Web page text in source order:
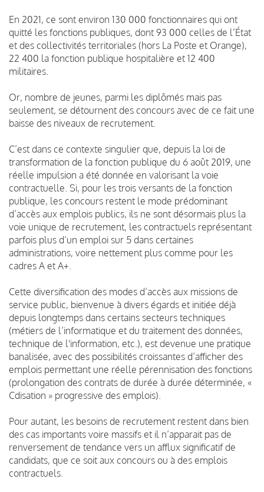
En 2021, ce sont environ 130 000 fonctionnaires qui ont
quitté les fonctions publiques, dont 93 000 celles de l’État
et des collectivités territoriales (hors La Poste et Orange),
22 400 la fonction publique hospitalière et 12 400
militaires.
Or, nombre de jeunes, parmi les diplômés mais pas
seulement, se détournent des concours avec de ce fait une
baisse des niveaux de recrutement.
C’est dans ce contexte singulier que, depuis la loi de
transformation de la fonction publique du 6 août 2019, une
réelle impulsion a été donnée en valorisant la voie
contractuelle. Si, pour les trois versants de la fonction
publique, les concours restent le mode prédominant
d’accès aux emplois publics, ils ne sont désormais plus la
voie unique de recrutement, les contractuels représentant
parfois plus d’un emploi sur 5 dans certaines
administrations, voire nettement plus comme pour les
cadres A et A+.
Cette diversification des modes d’accès aux missions de
service public, bienvenue à divers égards et initiée déjà
depuis longtemps dans certains secteurs techniques
(métiers de l’informatique et du traitement des données,
technique de l'information, etc.), est devenue une pratique
banalisée, avec des possibilités croissantes d’afficher des
emplois permettant une réelle pérennisation des fonctions
(prolongation des contrats de durée à durée déterminée, «
Cdisation » progressive des emplois).
Pour autant, les besoins de recrutement restent dans bien
des cas importants voire massifs et il n’apparait pas de
renversement de tendance vers un afflux significatif de
candidats, que ce soit aux concours ou à des emplois
contractuels.